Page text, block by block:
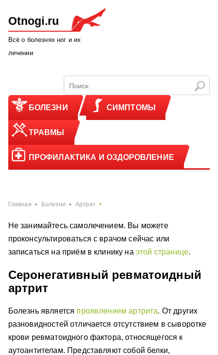
Otnogi.ru
Всё о болезнях ног и их
лечении
БОЛЕЗНИ СИМПТОМЫ
ТРАВМЫ
ПРОФИЛАКТИКА И ОЗДОРОВЛЕНИЕ
Главная Болезни Артрит
Не занимайтесь самолечением. Вы можете
проконсультироваться с врачом сейчас или
записаться на приём в клинику на этой странице.
Серонегативный ревматоидный
артрит
Болезнь является проявлением артрита. От других
разновидностей отличается отсутствием в сыворотке
крови ревматоидного фактора, относящегося к
аутоантителам. Представляют собой белки,